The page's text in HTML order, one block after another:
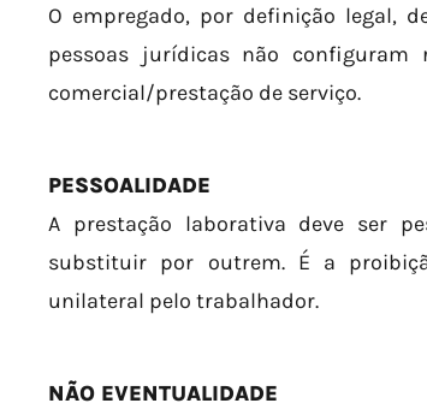
O empregado, por definição legal,
pessoas jurídicas não configuram
comercial/prestação de serviço.
PESSOALIDADE
A prestação laborativa deve ser
substituir por outrem. É a
unilateral pelo trabalhador.
NÃO EVENTUALIDADE